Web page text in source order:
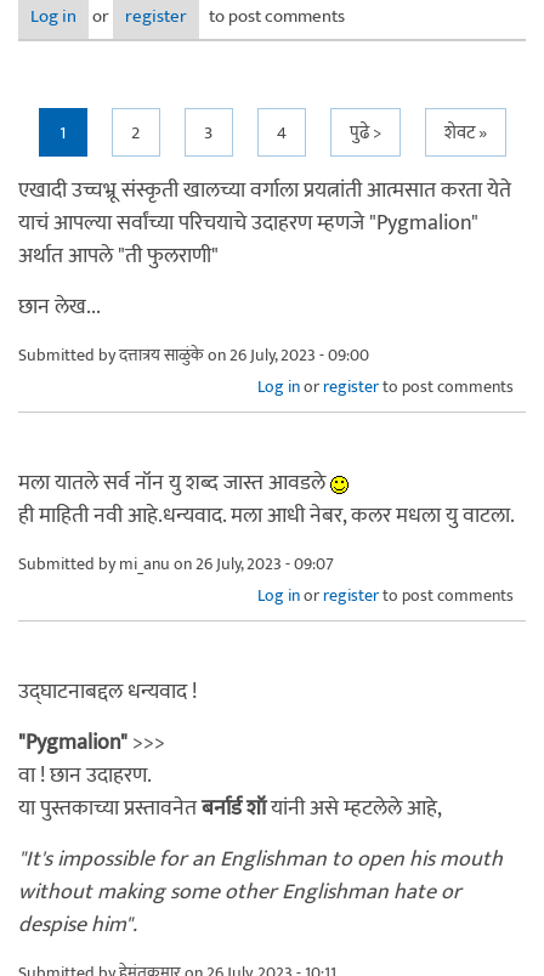
Log in or register to post comments
Pages
1 2 3 4 पुढे > शेवट »
एखादी उच्चभ्रू संस्कृती खालच्या वर्गाला प्रयत्नांती आत्मसात करता येते
याचं आपल्या सर्वांच्या परिचयाचे उदाहरण म्हणजे "Pygmalion"
अर्थात आपले "ती फुलराणी"
छान लेख...
Submitted byदत्तात्रय साळुंकेon 26 July, 2023 - 09:00
Log inorregisterto post comments
मला यातले सर्व नॉन यु शब्द जास्त आवडले
ही माहिती नवी आहे.धन्यवाद. मला आधी नेबर, कलर मधला यु वाटला.
Submitted bymi_anuon 26 July, 2023 - 09:07
Log inorregisterto post comments
उद्घाटनाबद्दल धन्यवाद !
"Pygmalion">>>
वा ! छान उदाहरण.
या पुस्तकाच्या प्रस्तावनेतबर्नार्ड शॉयांनी असे म्हटलेले आहे,
"It's impossible for an Englishman to open his mouth
without making some other Englishman hate or
despise him".